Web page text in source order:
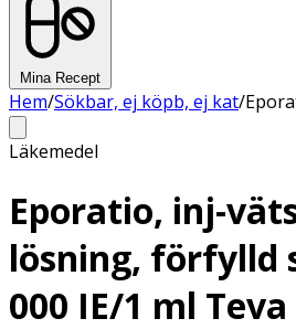
Mina Recept
Hem/Sökbar, ej köpb, ej kat/
Läkemedel
Eporatio, inj-
lösning, förfylld
000 IE/1 ml